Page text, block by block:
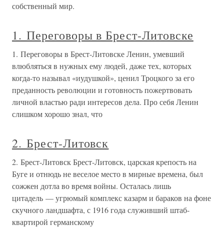
собственный мир.
1. Переговоры в Брест-Литовске
1. Переговоры в Брест-Литовске Ленин, умевший
влюбляться в нужных ему людей, даже тех, которых
когда-то называл «иудушкой», ценил Троцкого за его
преданность революции и готовность пожертвовать
личной властью ради интересов дела. Про себя Ленин
слишком хорошо знал, что
2. Брест-Литовск
2. Брест-Литовск Брест-Литовск, царская крепость на
Буге и отнюдь не веселое место в мирные времена, был
сожжен дотла во время войны. Осталась лишь
цитадель — угрюмый комплекс казарм и бараков на фоне
скучного ландшафта, с 1916 года служивший штаб-
квартирой германскому